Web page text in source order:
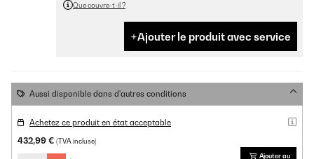
Que couvre-t-il ?
Ajouter le produit avec service
Aussi disponible dans d'autres conditions
Achetez ce produit en état acceptable
432,99 € (TVA incluse)
Ajouter au